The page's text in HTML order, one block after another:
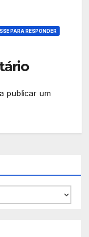
PARA RESPONDER
publicar um